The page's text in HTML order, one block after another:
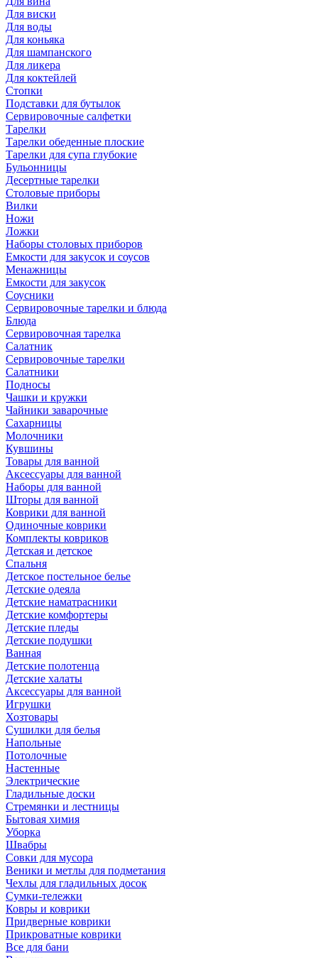
Для виски
Для воды
Для коньяка
Для шампанского
Для ликера
Для коктейлей
Стопки
Подставки для бутылок
Сервировочные салфетки
Тарелки
Тарелки обеденные плоские
Тарелки для супа глубокие
Бульонницы
Десертные тарелки
Столовые приборы
Вилки
Ножи
Ложки
Наборы столовых приборов
Емкости для закусок и соусов
Менажницы
Емкости для закусок
Соусники
Сервировочные тарелки и блюда
Блюда
Сервировочная тарелка
Салатник
Сервировочные тарелки
Салатники
Подносы
Чашки и кружки
Чайники заварочные
Сахарницы
Молочники
Кувшины
Товары для ванной
Аксессуары для ванной
Наборы для ванной
Шторы для ванной
Коврики для ванной
Одиночные коврики
Комплекты ковриков
Детская и детское
Спальня
Детское постельное белье
Детские одеяла
Детские наматрасники
Детские комфортеры
Детские пледы
Детские подушки
Ванная
Детские полотенца
Детские халаты
Аксессуары для ванной
Игрушки
Хозтовары
Сушилки для белья
Напольные
Потолочные
Настенные
Электрические
Гладильные доски
Стремянки и лестницы
Бытовая химия
Уборка
Швабры
Совки для мусора
Веники и метлы для подметания
Чехлы для гладильных досок
Сумки-тележки
Ковры и коврики
Придверные коврики
Прикроватные коврики
Все для бани